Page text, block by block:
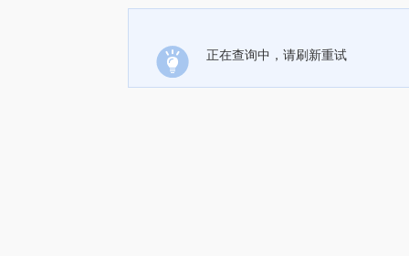
正在查询中，请刷新重试